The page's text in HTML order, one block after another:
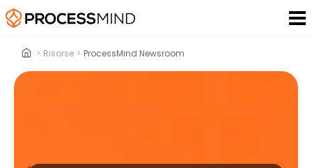
> Risorse > ProcessMind Newsroom